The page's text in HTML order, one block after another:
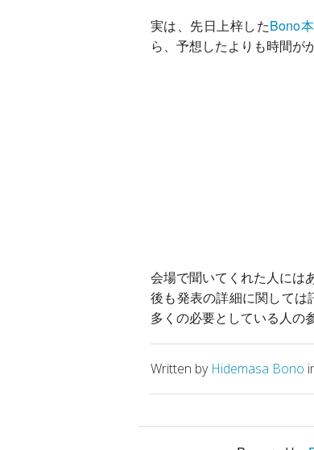
実は、先日上梓したBono本
ら、予想したよりも時間が
会場で聞いてくれた人には
後も発表の詳細に関して
多くの必要としている人の
Written by Hidemasa Bono